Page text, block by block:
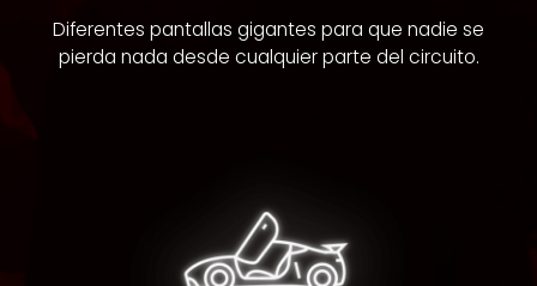
Diferentes pantallas gigantes para que nadie se
pierda nada desde cualquier parte del circuito.